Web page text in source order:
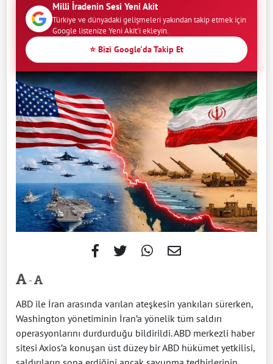
Milli İradenin Sesi Yeni Akit
Türkiye ve dünyadaki gelişmeleri yakından takip etmek için
Google listenize Yeni Akit'i ekleyin.
⭐ Bizi Google'da Takip Et
-
ABD ile İran arasında varılan ateşkesin yankıları sürerken,
Washington yönetiminin İran’a yönelik tüm saldırı
operasyonlarını durdurduğu bildirildi. ABD merkezli haber
sitesi Axios’a konuşan üst düzey bir ABD hükümet yetkilisi,